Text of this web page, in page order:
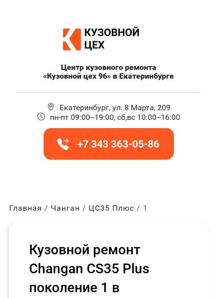
Центр кузовного ремонта
«Кузовной цех 96» в Екатеринбурге
Екатеринбург, ул. 8 Марта, 209
пн-пт 09:00–19:00; сб,вс 10:00–16:00
+7 343 363-05-86
Главная Чанган ЦС35 Плюс 1
Кузовной ремонт
Changan CS35 Plus
поколение 1 в